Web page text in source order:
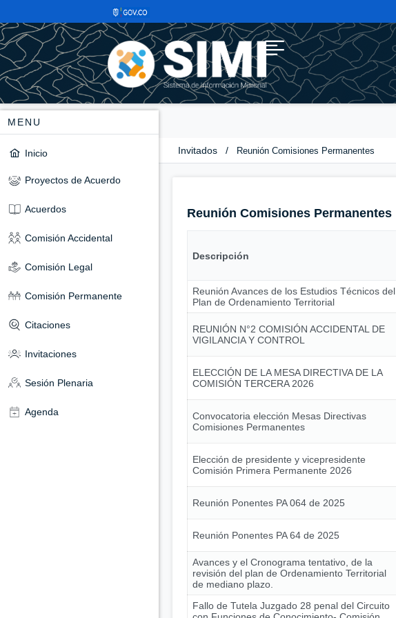
MENU
Inicio
Proyectos de Acuerdo
Acuerdos
Comisión Accidental
Comisión Legal
Comisión Permanente
Citaciones
Invitaciones
Sesión Plenaria
Agenda
Invitados / Reunión Comisiones Permanentes
Reunión Comisiones Permanentes
Descripción
Reunión Avances de los Estudios Técnicos del
Plan de Ordenamiento Territorial
REUNIÓN N°2 COMISIÓN ACCIDENTAL DE
VIGILANCIA Y CONTROL
ELECCIÓN DE LA MESA DIRECTIVA DE LA
COMISIÓN TERCERA 2026
Convocatoria elección Mesas Directivas
Comisiones Permanentes
Elección de presidente y vicepresidente
Comisión Primera Permanente 2026
Reunión Ponentes PA 064 de 2025
Reunión Ponentes PA 64 de 2025
Avances y el Cronograma tentativo, de la
revisión del plan de Ordenamiento Territorial
de mediano plazo.
Fallo de Tutela Juzgado 28 penal del Circuito